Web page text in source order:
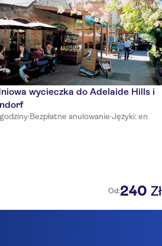
wycieczka do Adelaide Hills i
·Bezpłatne anulowanie·Języki: en
Od:240 Zł